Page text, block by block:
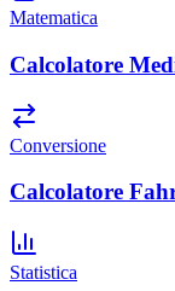
Matematica
Calcolatore
Conversione
Calcolatore
Statistica